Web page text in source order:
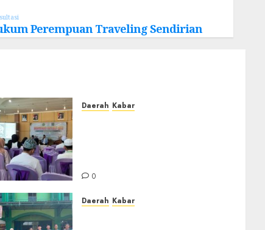
Perempuan Traveling Sendirian
Daerah Kabar
0
Daerah Kabar